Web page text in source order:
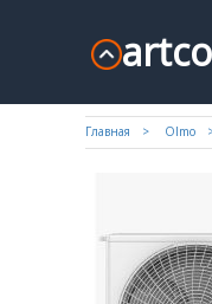
Главная Olmo